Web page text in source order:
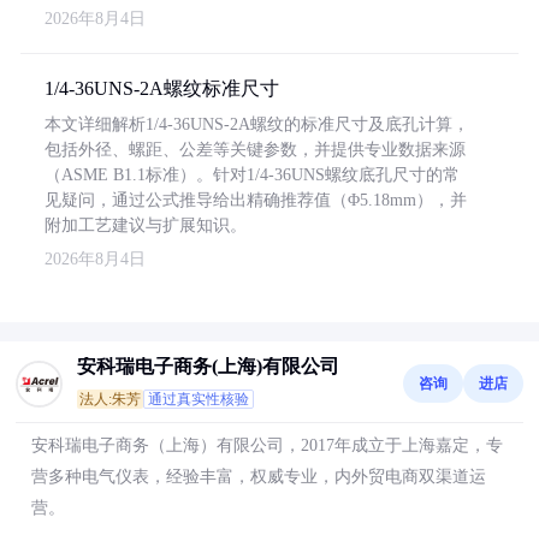
2026年8月4日
1/4-36UNS-2A螺纹标准尺寸
本文详细解析1/4-36UNS-2A螺纹的标准尺寸及底孔计算，
包括外径、螺距、公差等关键参数，并提供专业数据来源
（ASME B1.1标准）。针对1/4-36UNS螺纹底孔尺寸的常
见疑问，通过公式推导给出精确推荐值（Φ5.18mm），并
附加工艺建议与扩展知识。
2026年8月4日
安科瑞电子商务(上海)有限公司
法人:朱芳 通过真实性核验
咨询 进店
安科瑞电子商务（上海）有限公司，2017年成立于上海嘉定，专
营多种电气仪表，经验丰富，权威专业，内外贸电商双渠道运
营。